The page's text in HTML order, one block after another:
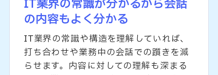
IT業界の常識が分かるから会話
の内容もよく分かる
IT業界の常識や構造を理解していれば、
打ち合わせや業務中の会話での躓きを減
らせます。内容に対しての理解も深まる